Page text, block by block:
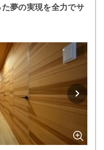
夢の実現を全力でサ